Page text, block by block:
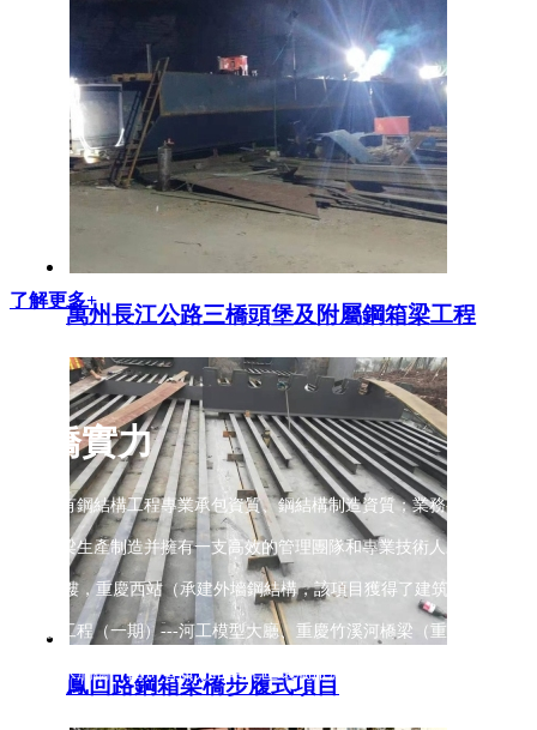
萬州長江公路三橋頭堡及附屬鋼箱梁工程
鳳回路鋼箱梁橋步履式項目
了解更多+
重橋實力
公司具有鋼結構工程專業承包資質、鋼結構制造資質；業務有：重慶
道鋼箱梁生產制造并擁有一支高效的管理團隊和專業技術人才，近年
T3過夜樓，重慶西站（承建外墻鋼結構，該項目獲得了建筑‘魯班獎’
地建設工程（一期）---河工模型大廳、重慶竹溪河橋梁（重慶市北碚
園）、水滴橋（四川省廣元市昭化區環湖旅游公路）、重慶梁平至四